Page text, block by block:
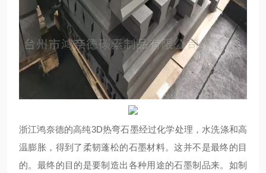
浙江鸿奈德的高纯3D热弯石墨经过化学处理，水洗涤和高
温膨胀，得到了柔韧蓬松的石墨材料。这并不是最终的目
的。最终的目的是要制造出各种用途的石墨制品来。如制